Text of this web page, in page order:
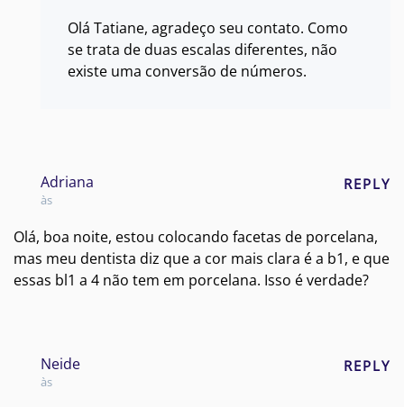
Olá Tatiane, agradeço seu contato. Como
se trata de duas escalas diferentes, não
existe uma conversão de números.
Adriana
às
REPLY
Olá, boa noite, estou colocando facetas de porcelana,
mas meu dentista diz que a cor mais clara é a b1, e que
essas bl1 a 4 não tem em porcelana. Isso é verdade?
Neide
às
REPLY